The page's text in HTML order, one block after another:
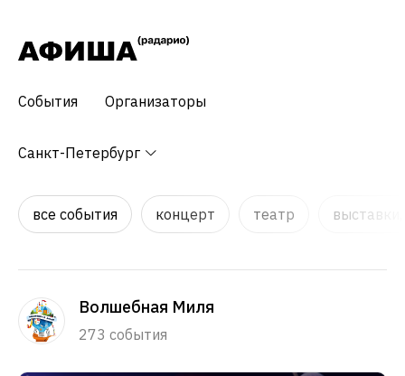
События Организаторы
Санкт-Петербург
все события концерт театр
Волшебная Миля
273 события